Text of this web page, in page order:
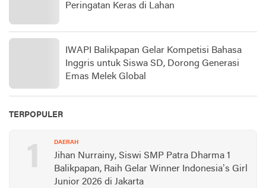
Peringatan Keras di Lahan
IWAPI Balikpapan Gelar Kompetisi Bahasa
Inggris untuk Siswa SD, Dorong Generasi
Emas Melek Global
TERPOPULER
1 DAERAH
Jihan Nurrainy, Siswi SMP Patra Dharma 1
Balikpapan, Raih Gelar Winner Indonesia’s Girl
Junior 2026 di Jakarta